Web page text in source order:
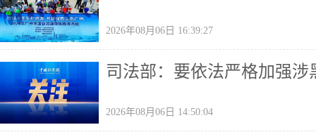
2026年08月06日 16:39:27
司法部：要依法严格加强
2026年08月06日 14:50:04